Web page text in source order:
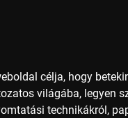
célja, hogy
világába, legyen
technikákról,